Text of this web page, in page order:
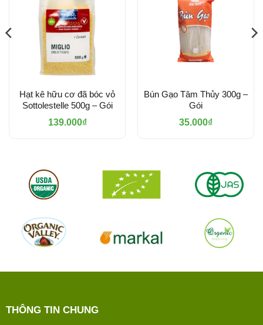
Hạt kê hữu cơ đã bóc vỏ
Sottolestelle 500g – Gói
139.000₫
Bún Gạo Tâm Thủy 300g –
Gói
35.000₫
THÔNG TIN CHUNG